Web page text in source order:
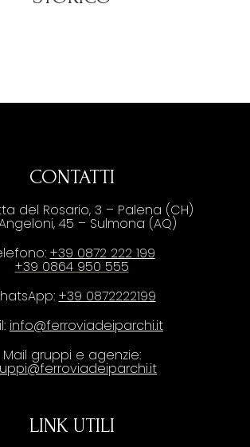
CONTATTI
del Rosario, 3 – Palena (CH)
45 – Sulmona (AQ)
+39 0872 222 199
+39 0864 950 555
+39 0872222199
info@ferroviadeiparchi.it
Mail gruppi e agenzie:
LINK UTILI